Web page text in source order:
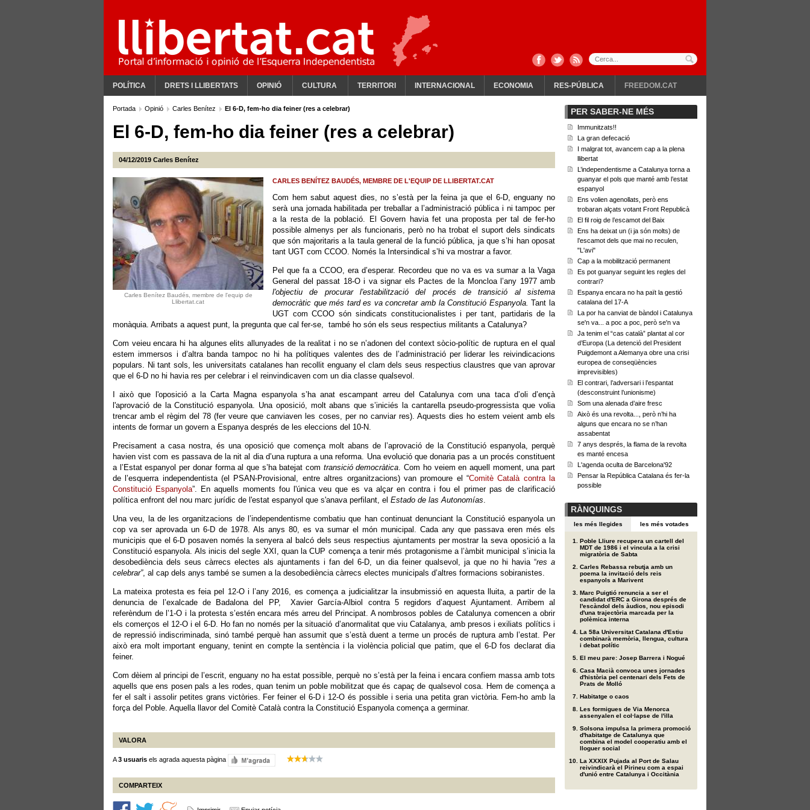
POLÍTICA DRETS I LLIBERTATS OPINIÓ CULTURA TERRITORI INTERNACIONAL ECONOMIA RES-PÚBLICA FREEDOM.CAT
Portada Opinió Carles Benítez El 6-D, fem-ho dia feiner (res a celebrar)
El 6-D, fem-ho dia feiner (res a celebrar)
04/12/2019 Carles Benítez
Carles Benítez Baudés, membre de l'equip de
Llibertat.cat
CARLES BENÍTEZ BAUDÉS, MEMBRE DE L'EQUIP DE LLIBERTAT.CAT
Com hem sabut aquest dies, no s’està per la feina ja que el 6-D, enguany no
serà una jornada habilitada per treballar a l’administració pública i ni tampoc per
a la resta de la població. El Govern havia fet una proposta per tal de fer-ho
possible almenys per als funcionaris, però no ha trobat el suport dels sindicats
que són majoritaris a la taula general de la funció pública, ja que s’hi han oposat
tant UGT com CCOO. Només la Intersindical s’hi va mostrar a favor.
Pel que fa a CCOO, era d’esperar. Recordeu que no va es va sumar a la Vaga
General del passat 18-O i va signar els Pactes de la Moncloa l’any 1977 amb
l'objectiu de procurar l'estabilització del procés de transició al sistema
democràtic que més tard es va concretar amb la Constitució Espanyola.Tant la
UGT com CCOO són sindicats constitucionalistes i per tant, partidaris de la
monàquia. Arribats a aquest punt, la pregunta que cal fer-se, també ho són els seus respectius militants a Catalunya?
Com veieu encara hi ha algunes elits allunyades de la realitat i no se n’adonen del context sòcio-polític de ruptura en el qual
estem immersos i d’altra banda tampoc no hi ha polítiques valentes des de l’administració per liderar les reivindicacions
populars. Ni tant sols, les universitats catalanes han recollit enguany el clam dels seus respectius claustres que van aprovar
que el 6-D no hi havia res per celebrar i el reinvindicaven com un dia classe qualsevol.
I això que l'oposició a la Carta Magna espanyola s’ha anat escampant arreu del Catalunya com una taca d’oli d’ençà
l'aprovació de la Constitució espanyola. Una oposició, molt abans que s’iniciés la cantarella pseudo-progressista que volia
trencar amb el règim del 78 (fer veure que canviaven les coses, per no canviar res). Aquests dies ho estem veient amb els
intents de formar un govern a Espanya després de les eleccions del 10-N.
Precisament a casa nostra, és una oposició que comença molt abans de l’aprovació de la Constitució espanyola, perquè
havien vist com es passava de la nit al dia d’una ruptura a una reforma. Una evolució que donaria pas a un procés constituent
a l’Estat espanyol per donar forma al que s’ha batejat com transició democràtica. Com ho veiem en aquell moment, una part
de l’esquerra independentista (el PSAN-Provisional, entre altres organitzacions) van promoure el “Comitè Català contra la
Constitució Espanyola”. En aquells moments fou l'única veu que es va alçar en contra i fou el primer pas de clarificació
política enfront del nou marc jurídic de l'estat espanyol que s'anava perfilant, el Estado de las Autonomías.
Una veu, la de les organitzacions de l’independentisme combatiu que han continuat denunciant la Constitució espanyola un
cop va ser aprovada un 6-D de 1978. Als anys 80, es va sumar el món municipal. Cada any que passava eren més els
municipis que el 6-D posaven només la senyera al balcó dels seus respectius ajuntaments per mostrar la seva oposició a la
Constitució espanyola. Als inicis del segle XXI, quan la CUP comença a tenir més protagonisme a l’àmbit municipal s’inicia la
desobediència dels seus càrrecs electes als ajuntaments i fan del 6-D, un dia feiner qualsevol, ja que no hi havia “res a
celebrar”, al cap dels anys també se sumen a la desobediència càrrecs electes municipals d’altres formacions sobiranistes.
La mateixa protesta es feia pel 12-O i l’any 2016, es comença a judicialitzar la insubmissió en aquesta lluita, a partir de la
denuncia de l’exalcade de Badalona del PP, Xavier García-Albiol contra 5 regidors d’aquest Ajuntament. Arribem al
referèndum de l’1-O i la protesta s’estén encara més arreu del Principat. A nombrosos pobles de Catalunya comencen a obrir
els comerços el 12-O i el 6-D. Ho fan no només per la situació d’anormalitat que viu Catalanya, amb presos i exiliats polítics i
de repressió indiscriminada, sinó també perquè han assumit que s’està duent a terme un procés de ruptura amb l’estat. Per
això era molt important enguany, tenint en compte la sentència i la violència policial que patim, que el 6-D fos declarat dia
feiner.
Com dèiem al principi de l’escrit, enguany no ha estat possible, perquè no s’està per la feina i encara confiem massa amb tots
aquells que ens posen pals a les rodes, quan tenim un poble mobilitzat que és capaç de qualsevol cosa. Hem de comença a
fer el salt i assolir petites grans victòries. Fer feiner el 6-D i 12-O és possible i seria una petita gran victòria. Fem-ho amb la
força del Poble. Aquella llavor del Comitè Català contra la Constitució Espanyola comença a germinar.
VALORA
A3 usuaris els agrada aquesta pàgina
COMPARTEIX
PER SABER-NE MÉS
Immunitzats!!
La gran defecació
I malgrat tot, avancem cap a la plena
llibertat
L’independentisme a Catalunya torna a
guanyar el pols que manté amb l’estat
espanyol
Ens volien agenollats, però ens
trobaran alçats votant Front Republicà
El fil roig de l’escamot del Baix
Ens ha deixat un (i ja són molts) de
l’escamot dels que mai no reculen,
"L'avi"
Cap a la mobilització permanent
Es pot guanyar seguint les regles del
contrari?
Espanya encara no ha paït la gestió
catalana del 17-A
La por ha canviat de bàndol i Catalunya
se'n va... a poc a poc, però se'n va
Ja tenim el “cas català” plantat al cor
d’Europa (La detenció del President
Puigdemont a Alemanya obre una crisi
europea de conseqüències
imprevisibles)
El contrari, l’adversari i l’espantat
(desconstruint l’unionisme)
Som una alenada d’aire fresc
Això és una revolta..., però n’hi ha
alguns que encara no se n’han
assabentat
7 anys després, la flama de la revolta
es manté encesa
L'agenda oculta de Barcelona'92
Pensar la República Catalana és fer-la
possible
RÀNQUINGS
les més llegides les més votades
Poble Lliure recupera un cartell del
MDT de 1986 i el vincula a la crisi
migratòria de Sabta
Carles Rebassa rebutja amb un
poema la invitació dels reis
espanyols a Marivent
Marc Puigtió renuncia a ser el
candidat d'ERC a Girona després de
l'escàndol dels àudios, nou episodi
d'una trajectòria marcada per la
polèmica interna
La 58a Universitat Catalana d'Estiu
combinarà memòria, llengua, cultura
i debat polític
El meu pare: Josep Barrera i Nogué
Casa Macià convoca unes jornades
d'història pel centenari dels Fets de
Prats de Molló
Habitatge o caos
Les formigues de Via Menorca
assenyalen el col·lapse de l'illa
Solsona impulsa la primera promoció
d'habitatge de Catalunya que
combina el model cooperatiu amb el
lloguer social
La XXXIX Pujada al Port de Salau
reivindicarà el Pirineu com a espai
d'unió entre Catalunya i Occitània